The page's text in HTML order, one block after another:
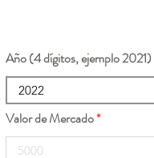
Año (4 dígitos, ejemplo 2021)
Valor de Mercado